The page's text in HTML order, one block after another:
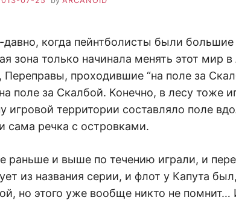
когда пейнтболисты были
зона только начинала менять этот мир
Переправы, проходившие “на поле за
поле за Скалбой. Конечно, в лесу тоже
игровой территории составляло поле
сама речка с островками.
раньше и выше по течению играли, и
из названия серии, и флот у Капута
но этого уже вообще никто не помнит…